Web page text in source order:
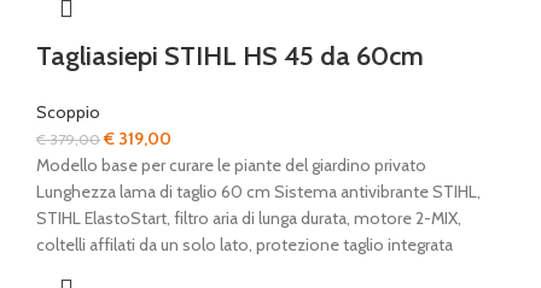
Tagliasiepi STIHL HS 45 da 60cm
Scoppio
€379,00Il
prezzo
originale
era:
€ 379,00.
€ 319,00
prezzo
attuale
è:
€ 319,00.
Modello base per curare le piante del giardino privato
Lunghezza lama di taglio 60 cm Sistema antivibrante STIHL,
STIHL ElastoStart, filtro aria di lunga durata, motore 2-MIX,
coltelli affilati da un solo lato, protezione taglio integrata